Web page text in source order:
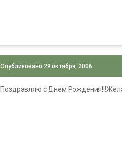
Опубликовано 29 октября, 2006
Поздравляю с Днем